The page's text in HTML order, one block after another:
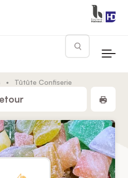
Rechercher
• Tûtûte Confiserie